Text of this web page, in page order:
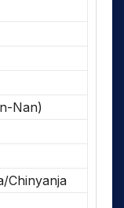
Nan)
Chinyanja